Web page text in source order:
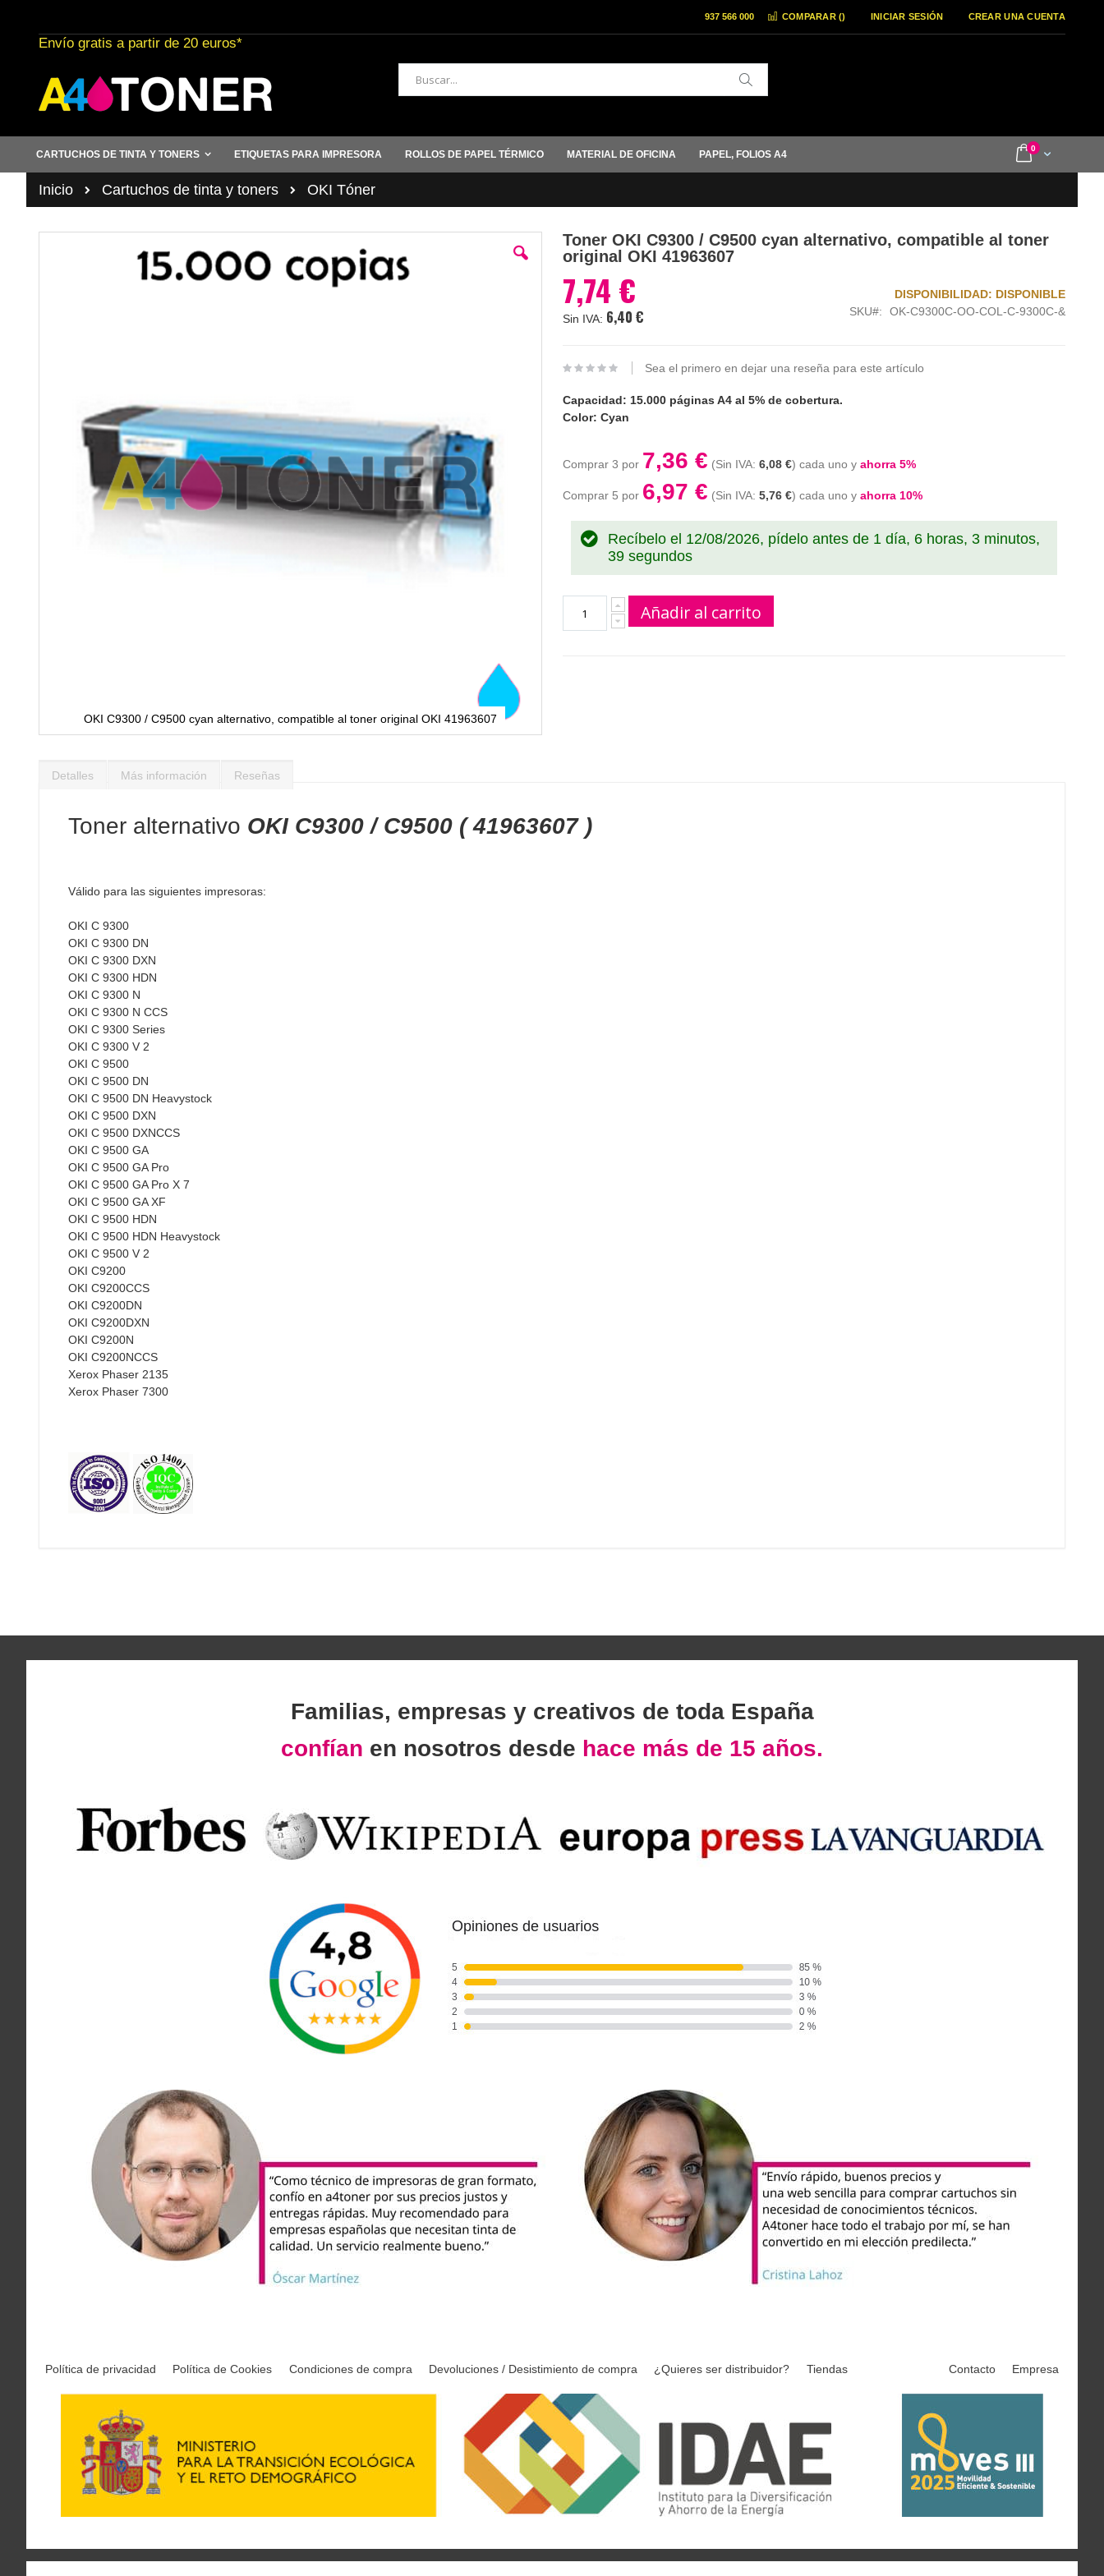
al
contenido
COMPARAR () INICIAR SESIÓN CREAR UNA CUENTA
937 566 000
Envío gratis a partir de 20 euros*
Buscar
Cart
0items
CARTUCHOS DE TINTA Y TONERS ETIQUETAS PARA IMPRESORA ROLLOS DE PAPEL TÉRMICO MATERIAL DE OFICINA PAPEL, FOLIOS A4
Inicio Cartuchos de tinta y toners OKI Tóner
OKI C9300 / C9500 cyan alternativo, compatible al toner original OKI 41963607
comienzo
Toner OKI C9300 / C9500 cyan alternativo, compatible al toner
original OKI 41963607
7,74 €
6,40 €
DISPONIBILIDAD: DISPONIBLE
SKU
OK-C9300C-OO-COL-C-9300C-&
Sea el primero en dejar una reseña para este artículo
Capacidad: 15.000 páginas A4 al 5% de cobertura.
Color: Cyan
Comprar 3 por 7,36 € 6,08 € cada uno y ahorra 5%
Comprar 5 por 6,97 € 5,76 € cada uno y ahorra 10%
Recíbelo el 12/08/2026, pídelo antes de 1 día, 6 horas, 3 minutos,
38 segundos
Añadir al carrito
Detalles
Toner alternativo OKI C9300 / C9500 ( 41963607 )
Válido para las siguientes impresoras:
OKI C 9300
OKI C 9300 DN
OKI C 9300 DXN
OKI C 9300 HDN
OKI C 9300 N
OKI C 9300 N CCS
OKI C 9300 Series
OKI C 9300 V 2
OKI C 9500
OKI C 9500 DN
OKI C 9500 DN Heavystock
OKI C 9500 DXN
OKI C 9500 DXNCCS
OKI C 9500 GA
OKI C 9500 GA Pro
OKI C 9500 GA Pro X 7
OKI C 9500 GA XF
OKI C 9500 HDN
OKI C 9500 HDN Heavystock
OKI C 9500 V 2
OKI C9200
OKI C9200CCS
OKI C9200DN
OKI C9200DXN
OKI C9200N
OKI C9200NCCS
Xerox Phaser 2135
Xerox Phaser 7300
Más información Reseñas
Familias, empresas y creativos de toda España
confían en nosotros desde hace más de 15 años.
Política de privacidad Política de Cookies Condiciones de compra Devoluciones / Desistimiento de compra ¿Quieres ser distribuidor? Tiendas Contacto Empresa